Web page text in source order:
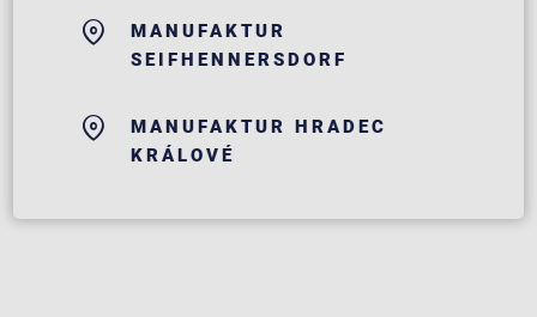
MANUFAKTUR
SEIFHENNERSDORF
MANUFAKTUR HRADEC
KRÁLOVÉ